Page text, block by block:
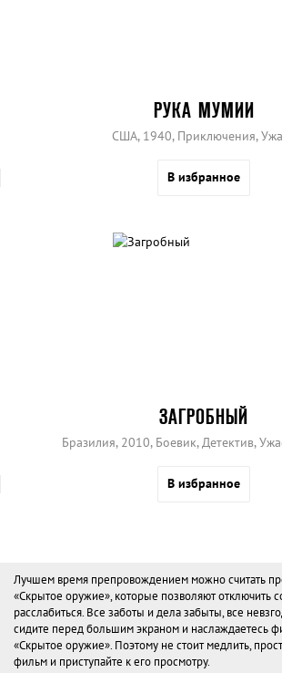
РУКА МУМИИ
США, 1940, Приключения,
В избранное
ЗАГРОБНЫЙ
Бразилия, 2010, Боевик, Детектив,
В избранное
Лучшем время препровождением можно считать
«Скрытое оружие», которые позволяют отключить
расслабиться. Все заботы и дела забыты, все
сидите перед большим экраном и наслаждаетесь
«Скрытое оружие». Поэтому не стоит медлить,
фильм и приступайте к его просмотру.